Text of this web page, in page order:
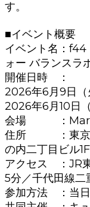
す。
■イベント概要
イベント名：
ォー バランスラ
開催日時 ：
2026年6月9日（
2026年6月10日
会場 ：
住所 ：東京都
の内二丁目ビル1F
アクセス ：JR
5分／千代田線二
参加方法 ：当